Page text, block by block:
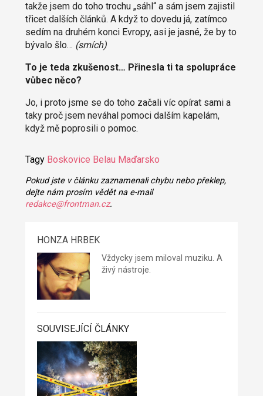
takže jsem do toho trochu „sáhl“ a sám jsem zajistil
třicet dalších článků. A když to dovedu já, zatímco
sedím na druhém konci Evropy, asi je jasné, že by to
bývalo šlo… (smích)
To je teda zkušenost… Přinesla ti ta spolupráce
vůbec něco?
Jo, i proto jsme se do toho začali víc opírat sami a
taky proč jsem neváhal pomoci dalším kapelám,
když mě poprosili o pomoc.
Tagy Boskovice Belau Maďarsko
Pokud jste v článku zaznamenali chybu nebo překlep,
dejte nám prosím vědět na e-mail
redakce@frontman.cz.
HONZA HRBEK
Vždycky jsem miloval muziku. A
živý nástroje.
SOUVISEJÍCÍ ČLÁNKY